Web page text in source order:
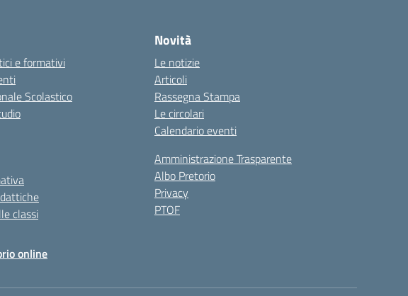
e formativi
Scolastico
classi
Novità
Le notizie
Articoli
Rassegna Stampa
Le circolari
Calendario eventi
Amministrazione Trasparente
Albo Pretorio
Privacy
PTOF
online